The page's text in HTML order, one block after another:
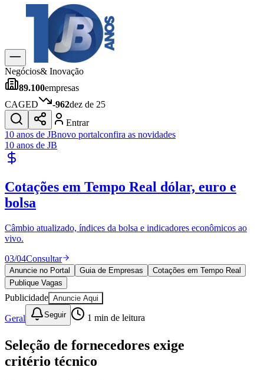
Explore Tudo
Últimas Notícias
Previsão do Tempo
Trânsito e Rotas
Dia a Dia & Lazer
Gastronomia
Cinema & Shows
JogosNovo
Para Sua Empresa
Publicidade Legal
Política
Esportes
Cultura
Meio Ambiente
Obras
Educação
Bairros de Barueri
Selecione sua região Para notícias da sua região
AldeiaAldeia da SerraAldeia de Barueri
Negócios& Inovação
89.100empresas
CAGED
-962dez de 25
Entrar
10 anos de JBnovo portalconfira as novidades
10 anos de JB
Cotações em Tempo Real dólar, euro e
bolsa
Câmbio atualizado, índices da bolsa e indicadores econômicos ao
vivo.
03/04Consultar
Anuncie no Portal Guia de Empresas
Cotações em Tempo Real
Publique Vagas
Publicidade Anuncie Aqui
Geral Seguir 1 min de leitura
Seleção de fornecedores exige
critério técnico